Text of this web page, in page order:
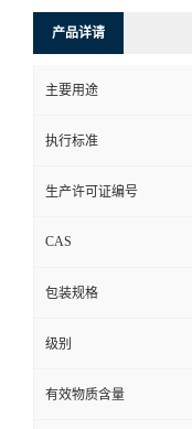
产品详请
主要用途
执行标准
生产许可证编号
CAS
包装规格
级别
有效物质含量